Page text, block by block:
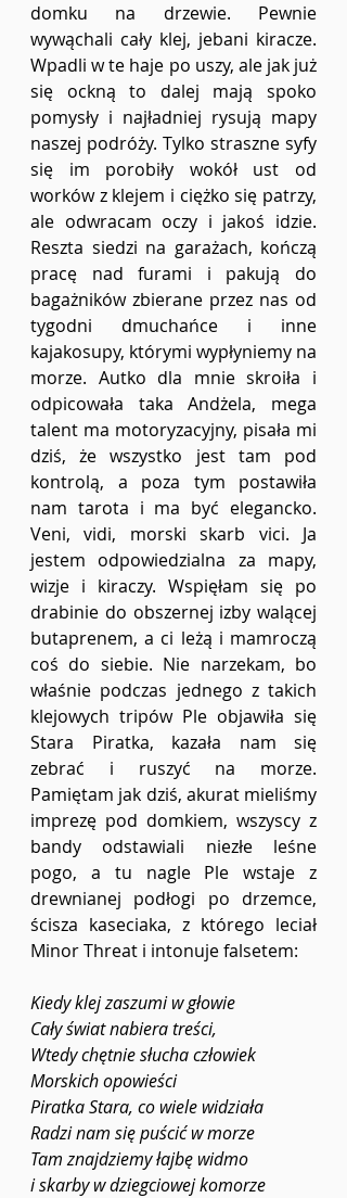
domku na drzewie. Pewnie
wywąchali cały klej, jebani kiracze.
Wpadli w te haje po uszy, ale jak już
się ockną to dalej mają spoko
pomysły i najładniej rysują mapy
naszej podróży. Tylko straszne syfy
się im porobiły wokół ust od
worków z klejem i ciężko się patrzy,
ale odwracam oczy i jakoś idzie.
Reszta siedzi na garażach, kończą
pracę nad furami i pakują do
bagażników zbierane przez nas od
tygodni dmuchańce i inne
kajakosupy, którymi wypłyniemy na
morze. Autko dla mnie skroiła i
odpicowała taka Andżela, mega
talent ma motoryzacyjny, pisała mi
dziś, że wszystko jest tam pod
kontrolą, a poza tym postawiła
nam tarota i ma być elegancko.
Veni, vidi, morski skarb vici. Ja
jestem odpowiedzialna za mapy,
wizje i kiraczy. Wspięłam się po
drabinie do obszernej izby walącej
butaprenem, a ci leżą i mamroczą
coś do siebie. Nie narzekam, bo
właśnie podczas jednego z takich
klejowych tripów Ple objawiła się
Stara Piratka, kazała nam się
zebrać i ruszyć na morze.
Pamiętam jak dziś, akurat mieliśmy
imprezę pod domkiem, wszyscy z
bandy odstawiali niezłe leśne
pogo, a tu nagle Ple wstaje z
drewnianej podłogi po drzemce,
ścisza kaseciaka, z którego leciał
Minor Threat i intonuje falsetem:
Kiedy klej zaszumi w głowie
Cały świat nabiera treści,
Wtedy chętnie słucha człowiek
Morskich opowieści
Piratka Stara, co wiele widziała
Radzi nam się puścić w morze
Tam znajdziemy łajbę widmo
i skarby w dziegciowej komorze